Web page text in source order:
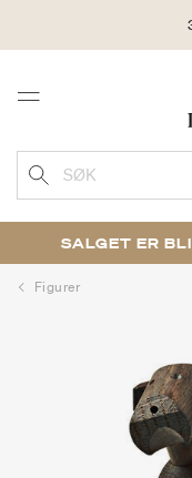
Menu
SØK
SALGET ER
Figurer